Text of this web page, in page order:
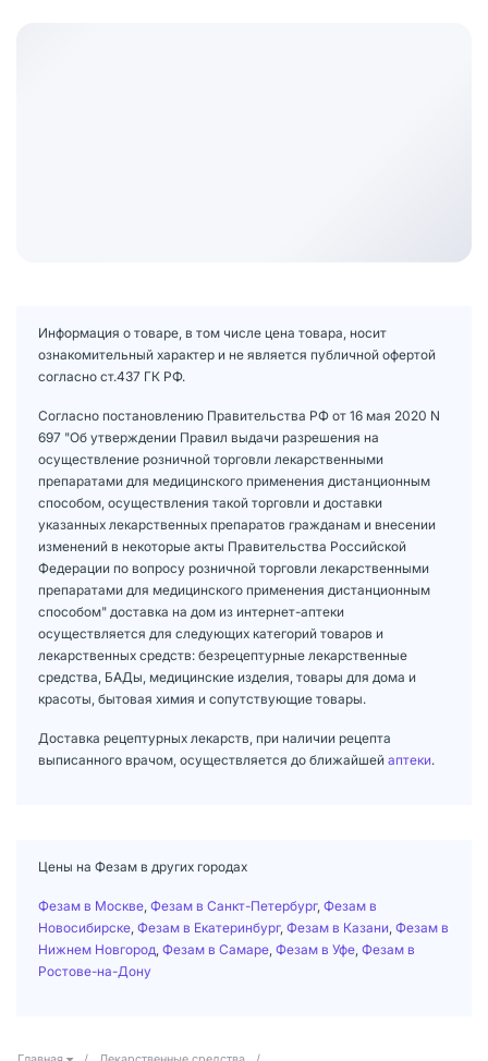
Информация о товаре, в том числе цена товара, носит
ознакомительный характер и не является публичной офертой
согласно ст.437 ГК РФ.
Согласно постановлению Правительства РФ от 16 мая 2020 N
697 "Об утверждении Правил выдачи разрешения на
осуществление розничной торговли лекарственными
препаратами для медицинского применения дистанционным
способом, осуществления такой торговли и доставки
указанных лекарственных препаратов гражданам и внесении
изменений в некоторые акты Правительства Российской
Федерации по вопросу розничной торговли лекарственными
препаратами для медицинского применения дистанционным
способом" доставка на дом из интернет-аптеки
осуществляется для следующих категорий товаров и
лекарственных средств: безрецептурные лекарственные
средства, БАДы, медицинские изделия, товары для дома и
красоты, бытовая химия и сопутствующие товары.
Доставка рецептурных лекарств, при наличии рецепта
выписанного врачом, осуществляется до ближайшей аптеки.
Цены на Фезам в других городах
Фезам в Москве Фезам в Санкт-Петербург, Фезам в
Новосибирске Фезам в Екатеринбург, Фезам в Казани Фезам в
Нижнем Новгород Фезам в Самаре Фезам в Уфе Фезам в
Ростове-на-Дону